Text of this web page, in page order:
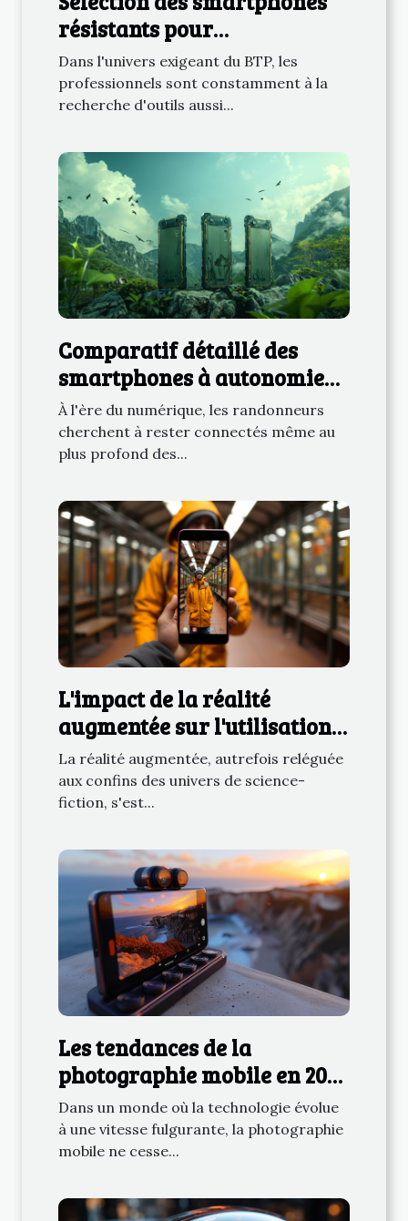
résistants pour
professionnels du BTP
Dans l'univers exigeant du BTP, les
professionnels sont constamment à la
recherche d'outils aussi...
Comparatif détaillé des
smartphones à autonomie
prolongée pour
randonneurs
À l'ère du numérique, les randonneurs
cherchent à rester connectés même au
plus profond des...
L'impact de la réalité
augmentée sur l'utilisation
quotidienne des
smartphones
La réalité augmentée, autrefois reléguée
aux confins des univers de science-
fiction, s'est...
Les tendances de la
photographie mobile en 2023
: vers une qualité
professionnelle ?
Dans un monde où la technologie évolue
à une vitesse fulgurante, la photographie
mobile ne cesse...